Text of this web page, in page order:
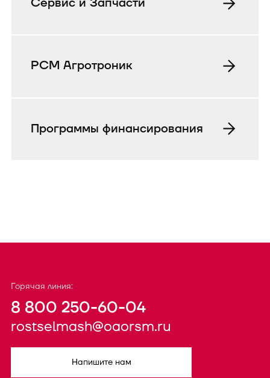
РСМ Агротроник
Программы финансирования
Горячая линия:
8 800 250-60-04
rostselmash@oaorsm.ru
Напишите нам